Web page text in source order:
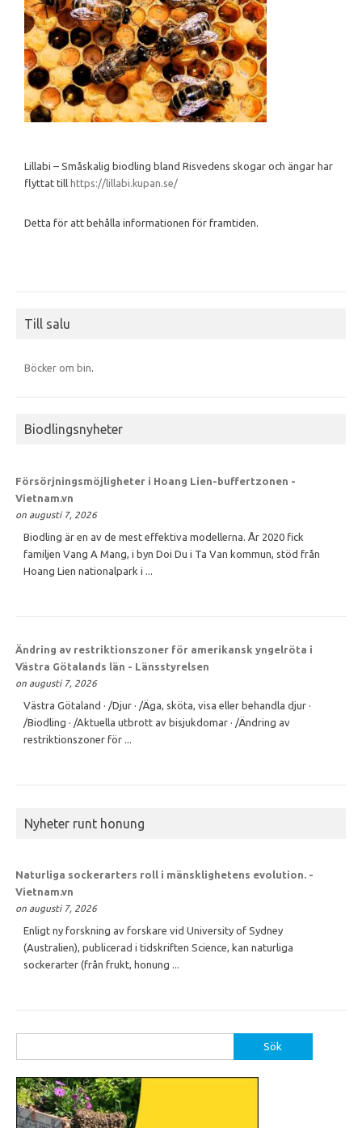
Lillabi – Småskalig biodling bland Risvedens skogar och ängar har
flyttat till https://lillabi.kupan.se/
Detta för att behålla informationen för framtiden.
Till salu
Böcker om bin.
Biodlingsnyheter
Försörjningsmöjligheter i Hoang Lien-buffertzonen -
Vietnam.vn
on augusti 7, 2026
Biodling är en av de mest effektiva modellerna. År 2020 fick
familjen Vang A Mang, i byn Doi Du i Ta Van kommun, stöd från
Hoang Lien nationalpark i ...
Ändring av restriktionszoner för amerikansk yngelröta i
Västra Götalands län - Länsstyrelsen
on augusti 7, 2026
Västra Götaland · /Djur · /Äga, sköta, visa eller behandla djur ·
/Biodling · /Aktuella utbrott av bisjukdomar · /Ändring av
restriktionszoner för ...
Nyheter runt honung
Naturliga sockerarters roll i mänsklighetens evolution. -
Vietnam.vn
on augusti 7, 2026
Enligt ny forskning av forskare vid University of Sydney
(Australien), publicerad i tidskriften Science, kan naturliga
sockerarter (från frukt, honung ...
efter: